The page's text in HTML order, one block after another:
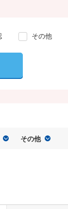
その他
その他